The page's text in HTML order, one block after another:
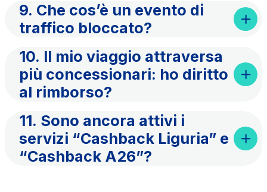
AdMoving
spazi, servizi pubblicitari, gestione eventi nelle aree
di servizio
YouVerse
servizi amministrativi, generali, gestione immobili
attività di pulizia su piazzali esterni, superfici a verde
e servizi igienici
9. Che cos’è un evento di
traffico bloccato?
10. Il mio viaggio attraversa
più concessionari: ho diritto
al rimborso?
11. Sono ancora attivi i
servizi “Cashback Liguria” e
“Cashback A26”?